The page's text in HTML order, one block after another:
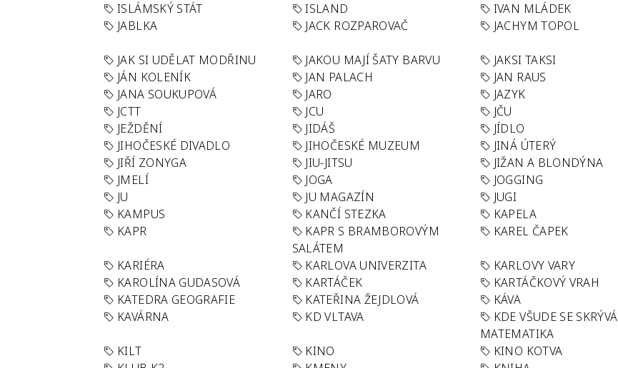
ISLÁMSKÝ STÁT
ISLAND IVAN MLÁDEK
JABLKA
JACK ROZPAROVAČ JACHYM TOPOL
JAK SI UDĚLAT MODŘINU
JAKOU MAJÍ ŠATY BARVU JAKSI TAKSI
JÁN KOLENÍK
JAN PALACH JAN RAUS
JANA SOUKUPOVÁ
JARO JAZYK
JCTT
JCU JČU
JEŽDĚNÍ
JIDÁŠ JÍDLO
JIHOČESKÉ DIVADLO
JIHOČESKÉ MUZEUM JINÁ ÚTERÝ
JIŘÍ ZONYGA
JIU-JITSU JIŽAN A BLONDÝNA
JMELÍ
JOGA JOGGING
JU
JU MAGAZÍN JUGI
KAMPUS
KANČÍ STEZKA KAPELA
KAPR
KAPR S BRAMBOROVÝM
SALÁTEM
KAREL ČAPEK
KARIÉRA KARLOVA UNIVERZITA KARLOVY VARY
KAROLÍNA GUDASOVÁ
KARTÁČEK KARTÁČKOVÝ VRAH
KATEDRA GEOGRAFIE
KATEŘINA ŽEJDLOVÁ KÁVA
KAVÁRNA
KD VLTAVA
KDE VŠUDE SE SKRÝVÁ
MATEMATIKA
KILT KINO KINO KOTVA